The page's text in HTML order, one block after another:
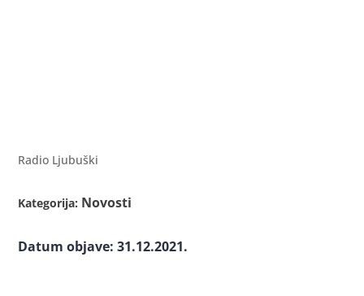
Radio Ljubuški
Kategorija: Novosti
Datum objave: 31.12.2021.